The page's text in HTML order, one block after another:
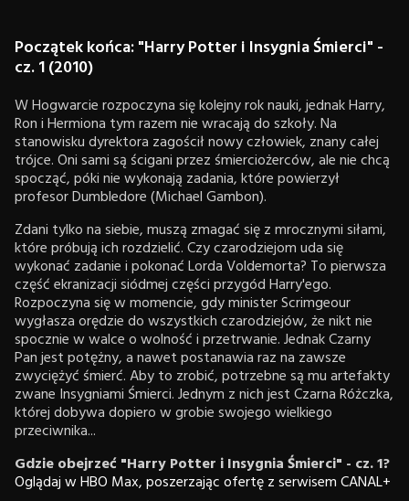
Początek końca: "Harry Potter i Insygnia Śmierci" -
cz. 1 (2010)
W Hogwarcie rozpoczyna się kolejny rok nauki, jednak Harry,
Ron i Hermiona tym razem nie wracają do szkoły. Na
stanowisku dyrektora zagościł nowy człowiek, znany całej
trójce. Oni sami są ścigani przez śmierciożerców, ale nie chcą
spocząć, póki nie wykonają zadania, które powierzył
profesor Dumbledore (Michael Gambon).
Zdani tylko na siebie, muszą zmagać się z mrocznymi siłami,
które próbują ich rozdzielić. Czy czarodziejom uda się
wykonać zadanie i pokonać Lorda Voldemorta? To pierwsza
część ekranizacji siódmej części przygód Harry'ego.
Rozpoczyna się w momencie, gdy minister Scrimgeour
wygłasza orędzie do wszystkich czarodziejów, że nikt nie
spocznie w walce o wolność i przetrwanie. Jednak Czarny
Pan jest potężny, a nawet postanawia raz na zawsze
zwyciężyć śmierć. Aby to zrobić, potrzebne są mu artefakty
zwane Insygniami Śmierci. Jednym z nich jest Czarna Różczka,
której dobywa dopiero w grobie swojego wielkiego
przeciwnika...
Gdzie obejrzeć "Harry Potter i Insygnia Śmierci" - cz. 1?
Oglądaj w HBO Max, poszerzając ofertę z serwisem CANAL+